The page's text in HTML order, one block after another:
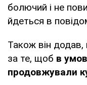
болючий і не
йдеться в
Також він
за те, щоб в
продовжували